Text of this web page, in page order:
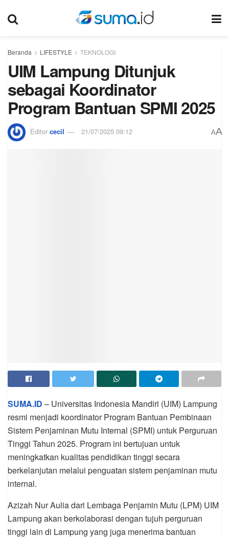
Beranda LIFESTYLE TEKNOLOGI
UIM Lampung Ditunjuk
sebagai Koordinator
Program Bantuan SPMI 2025
Editor cecil 21/07/2025 09:12 AA
SUMA.ID – Universitas Indonesia Mandiri (UIM) Lampung
resmi menjadi koordinator Program Bantuan Pembinaan
Sistem Penjaminan Mutu Internal (SPMI) untuk Perguruan
Tinggi Tahun 2025. Program ini bertujuan untuk
meningkatkan kualitas pendidikan tinggi secara
berkelanjutan melalui penguatan sistem penjaminan mutu
internal.
Azizah Nur Aulia dari Lembaga Penjamin Mutu (LPM) UIM
Lampung akan berkolaborasi dengan tujuh perguruan
tinggi lain di Lampung yang juga menerima bantuan